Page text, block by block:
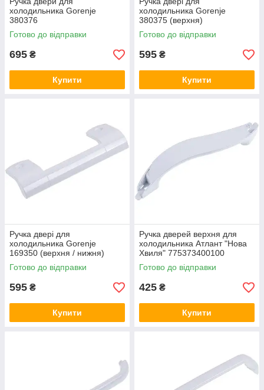
холодильника Gorenje
380376
Готово до відправки
695 ₴
Купити
холодильника Gorenje
380375 (верхня)
Готово до відправки
595 ₴
Купити
Ручка двері для
холодильника Gorenje
169350 (верхня / нижня)
Готово до відправки
595 ₴
Купити
Ручка дверей верхня для
холодильника Атлант "Нова
Хвиля" 775373400100
Готово до відправки
425 ₴
Купити